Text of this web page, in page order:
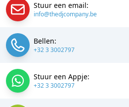
Stuur een email:
info@thedjcompany.be
Bellen:
+32 3 3002797
Stuur een Appje:
+32 3 3002797